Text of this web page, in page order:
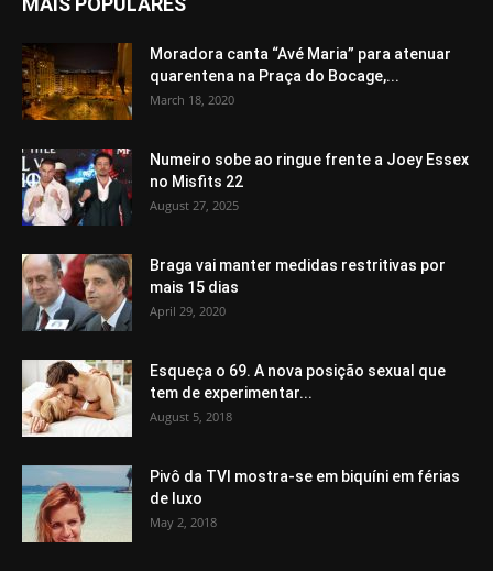
Moradora canta “Avé Maria” para atenuar
quarentena na Praça do Bocage,...
March 18, 2020
Numeiro sobe ao ringue frente a Joey Essex
no Misfits 22
August 27, 2025
Braga vai manter medidas restritivas por
mais 15 dias
April 29, 2020
Esqueça o 69. A nova posição sexual que
tem de experimentar...
August 5, 2018
Pivô da TVI mostra-se em biquíni em férias
de luxo
May 2, 2018